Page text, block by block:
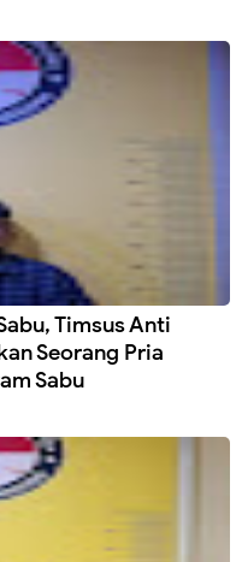
Timsus Anti
Seorang Pria
Sabu